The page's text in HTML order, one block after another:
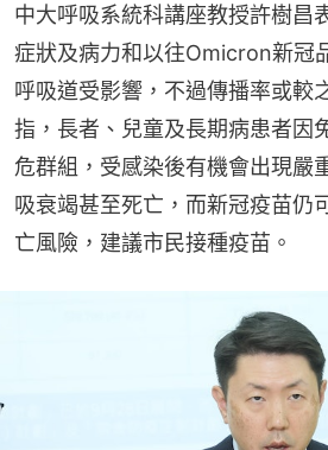
中大呼吸系統科講座教授許樹昌
症狀及病力和以往Omicron新冠
呼吸道受影響，不過傳播率或較
指，長者、兒童及長期病患者因
危群組，受感染後有機會出現嚴
吸衰竭甚至死亡，而新冠疫苗仍
亡風險，建議市民接種疫苗。